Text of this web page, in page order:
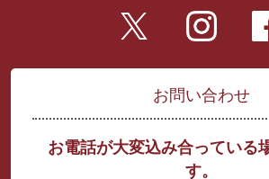
お問い合わせ
お電話が大変込み合っている
す。